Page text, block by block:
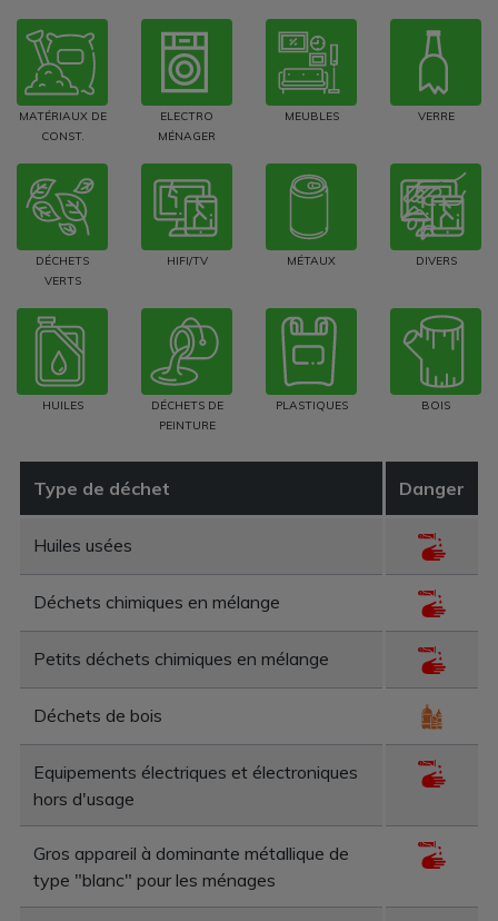
MATÉRIAUX DE
CONST.
ELECTRO
MÉNAGER
MEUBLES VERRE
DÉCHETS
VERTS
HIFI/TV MÉTAUX DIVERS
HUILES
DÉCHETS DE
PEINTURE
PLASTIQUES BOIS
Type de déchet Danger
Huiles usées
Déchets chimiques en mélange
Petits déchets chimiques en mélange
Déchets de bois
Equipements électriques et électroniques
hors d'usage
Gros appareil à dominante métallique de
type "blanc" pour les ménages